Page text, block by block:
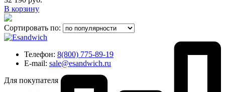
В корзину
Сортировать по:
Телефон: 8(800) 775-89-19
E-mail: sale@esandwich.ru
Для покупателя